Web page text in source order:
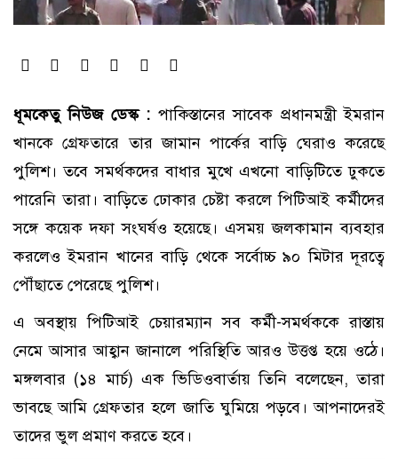
ধূমকেতু নিউজ ডেস্ক : পাকিস্তানের সাবেক প্রধানমন্ত্রী ইমরান
খানকে গ্রেফতারে তার জামান পার্কের বাড়ি ঘেরাও করেছে
পুলিশ। তবে সমর্থকদের বাধার মুখে এখনো বাড়িটিতে ঢুকতে
পারেনি তারা। বাড়িতে ঢোকার চেষ্টা করলে পিটিআই কর্মীদের
সঙ্গে কয়েক দফা সংঘর্ষও হয়েছে। এসময় জলকামান ব্যবহার
করলেও ইমরান খানের বাড়ি থেকে সর্বোচ্চ ৯০ মিটার দূরত্বে
পৌঁছাতে পেরেছে পুলিশ।
এ অবস্থায় পিটিআই চেয়ারম্যান সব কর্মী-সমর্থককে রাস্তায়
নেমে আসার আহ্বান জানালে পরিস্থিতি আরও উত্তপ্ত হয়ে ওঠে।
মঙ্গলবার (১৪ মার্চ) এক ভিডিওবার্তায় তিনি বলেছেন, তারা
ভাবছে আমি গ্রেফতার হলে জাতি ঘুমিয়ে পড়বে। আপনাদেরই
তাদের ভুল প্রমাণ করতে হবে।